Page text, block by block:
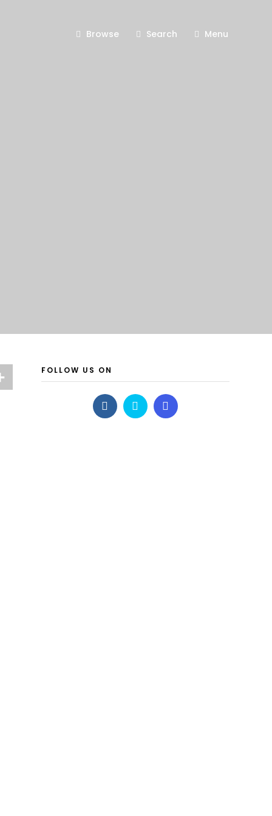
Browse Search Menu
FOLLOW US ON